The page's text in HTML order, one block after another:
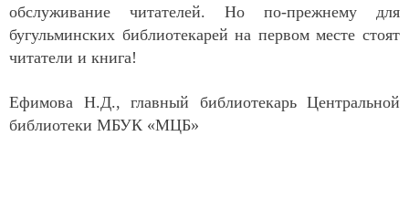
обслуживание читателей. Но по-прежнему для
бугульминских библиотекарей на первом месте стоят
читатели и книга!
Ефимова Н.Д., главный библиотекарь Центральной
библиотеки МБУК «МЦБ»